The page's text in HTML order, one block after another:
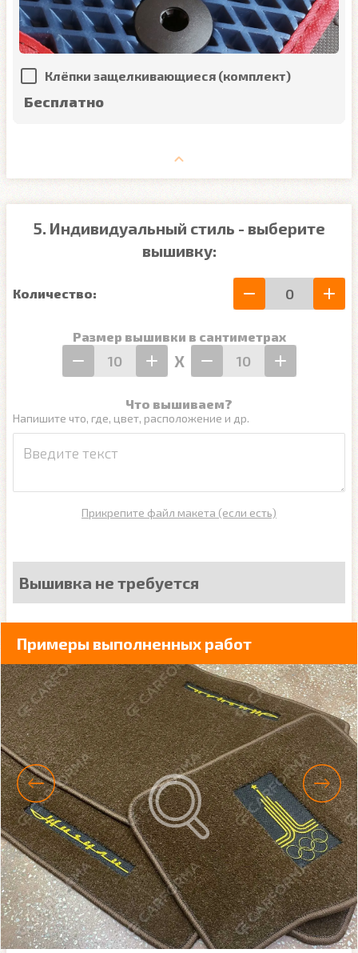
Клёпки защелкивающиеся (комплект)
Бесплатно
5. Индивидуальный стиль - выберите
вышивку:
Количество:
Размер вышивки в сантиметрах
Х
Что вышиваем?
Напишите что, где, цвет, расположение и др.
Прикрепите файл макета (если есть)
Вышивка не требуется
Примеры выполненных работ